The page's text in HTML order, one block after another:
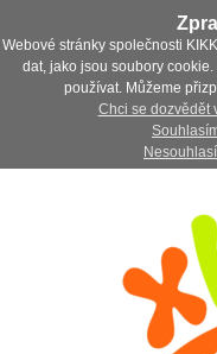
Webové stránky společnosti
dat, jako jsou soubory
používat. Můžeme
Chci se dozvědět